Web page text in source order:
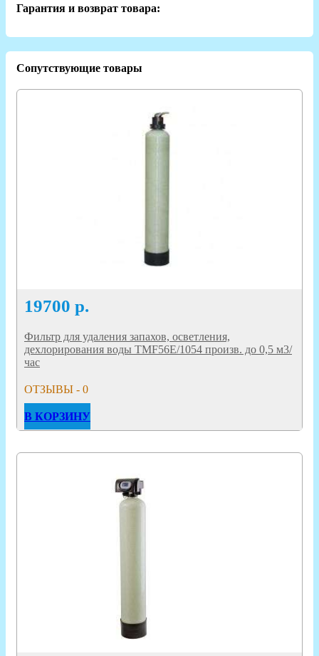
Гарантия и возврат товара:
Сопутствующие товары
19700 р.
Фильтр для удаления запахов, осветления,
дехлорирования воды TMF56E/1054 произв. до 0,5 м3/
час
ОТЗЫВЫ - 0
В КОРЗИНУ